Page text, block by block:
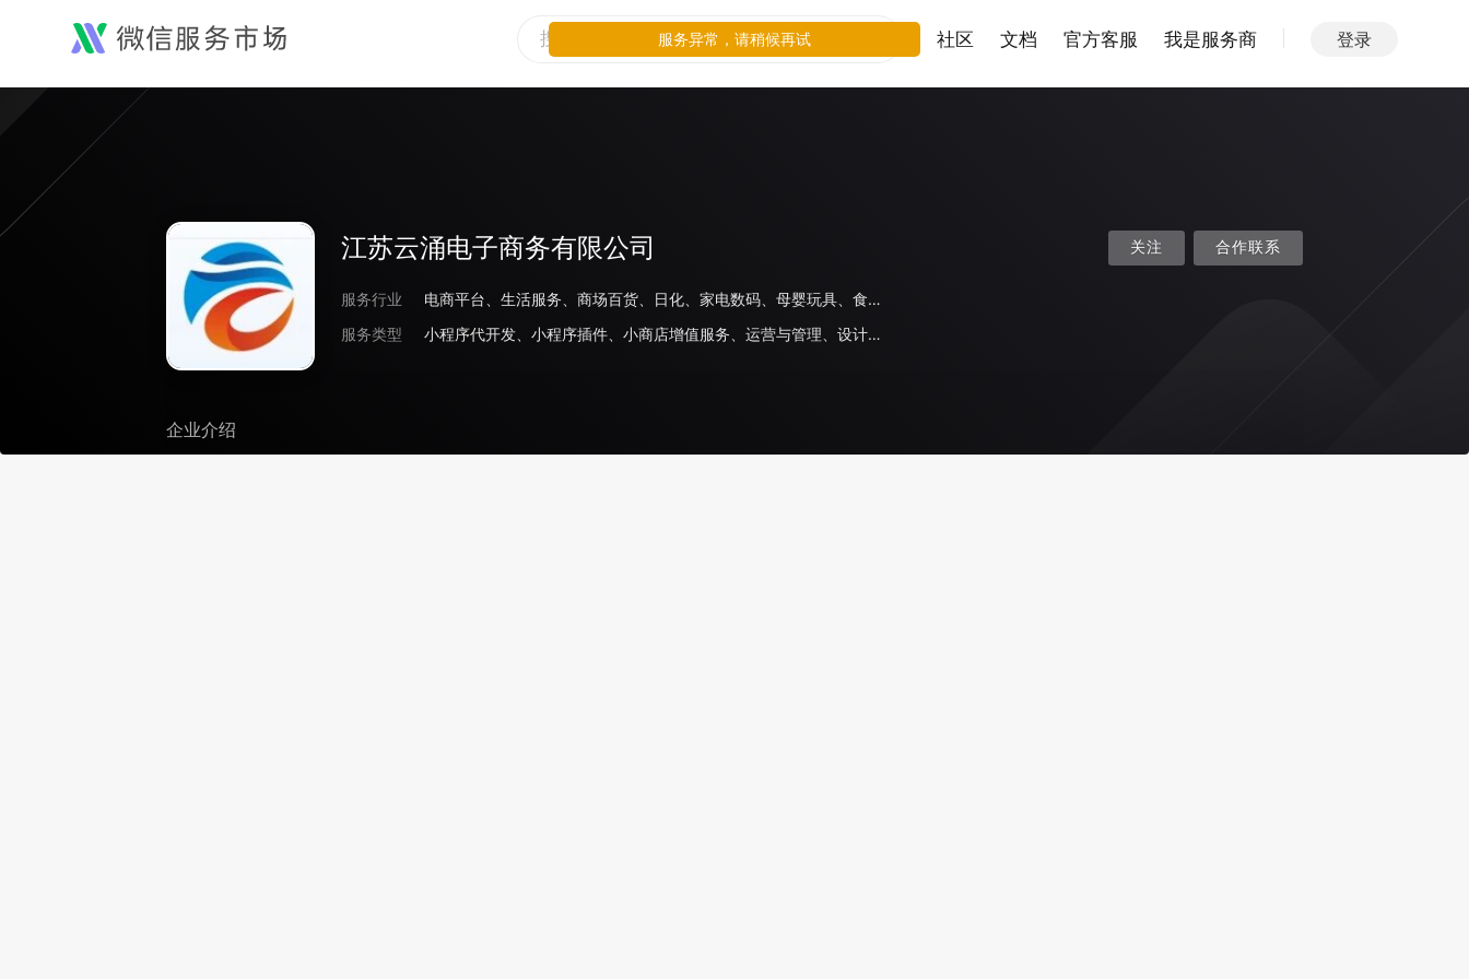
社区 文档 官方客服 我是服务商 登录
江苏云涌电子商务有限公司
服务行业
电商平台、生活服务、商场百货、日化、家电数码、母婴玩具、食品饮料、旅游住宿、美妆、奢侈品/配饰、鞋服运动、线下零售、家居、其他
服务类型
小程序代开发、小程序插件、小商店增值服务、运营与管理、设计服务
关注 合作联系
企业介绍
服务异常，请稍候再试